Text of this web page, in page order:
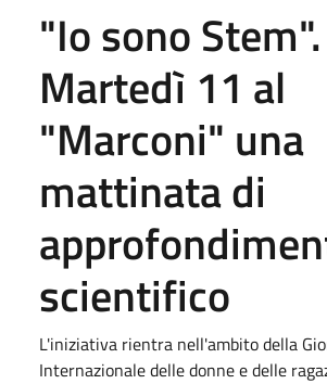
"Io sono Stem".
Martedì 11 al
"Marconi" una
mattinata di
scientifico
L'iniziativa rientra nell'ambito della
Internazionale delle donne e delle